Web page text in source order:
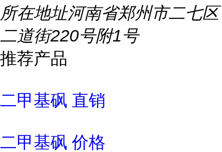
所在地址河南省郑州市二七区
二道街220号附1号
推荐产品
二甲基砜 直销
二甲基砜 价格